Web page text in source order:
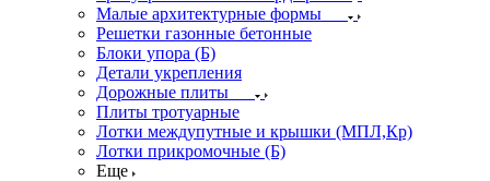
Малые архитектурные формы
Решетки газонные бетонные
Блоки упора (Б)
Детали укрепления
Дорожные плиты
Плиты тротуарные
Лотки междупутные и крышки (МПЛ,Кр)
Лотки прикромочные (Б)
Еще